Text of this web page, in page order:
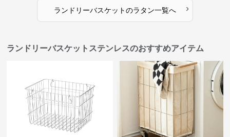
ランドリーバスケットのラタン一覧へ ›
ランドリーバスケットステンレスのおすすめアイテム